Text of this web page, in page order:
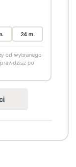
24 m.
od wybranego
po